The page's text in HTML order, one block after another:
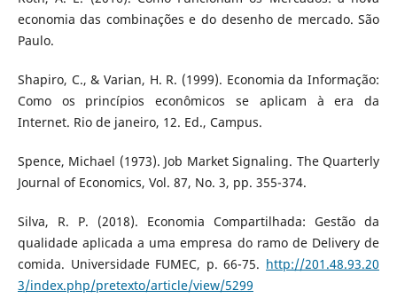
economia das combinações e do desenho de mercado. São
Paulo.
Shapiro, C., & Varian, H. R. (1999). Economia da Informação:
Como os princípios econômicos se aplicam à era da
Internet. Rio de janeiro, 12. Ed., Campus.
Spence, Michael (1973). Job Market Signaling. The Quarterly
Journal of Economics, Vol. 87, No. 3, pp. 355-374.
Silva, R. P. (2018). Economia Compartilhada: Gestão da
qualidade aplicada a uma empresa do ramo de Delivery de
comida. Universidade FUMEC, p. 66-75. http://201.48.93.20
3/index.php/pretexto/article/view/5299